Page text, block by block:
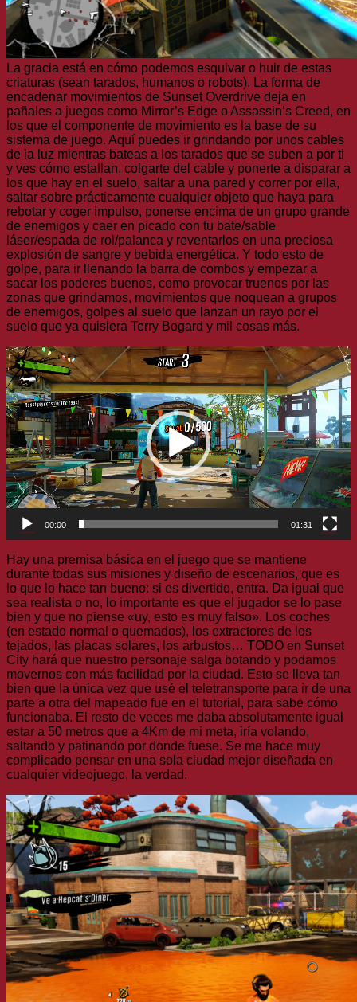
La gracia está en cómo podemos esquivar o huir de estas
criaturas (sean tarados, humanos o robots). La forma de
encadenar movimientos de Sunset Overdrive deja en
pañales a juegos como Mirror’s Edge o Assassin’s Creed, en
los que el componente de movimiento es la base de su
sistema de juego. Aquí puedes ir grindando por unos cables
de la luz mientras bateas a los tarados que se suben a por ti
y ves cómo estallan, colgarte del cable y ponerte a disparar a
los que hay en el suelo, saltar a una pared y correr por ella,
saltar sobre prácticamente cualquier objeto que haya para
rebotar y coger impulso, ponerse encima de un grupo grande
de enemigos y caer en picado con tu bate/sable
láser/espada de rol/palanca y reventarlos en una preciosa
explosión de sangre y bebida energética. Y todo esto de
golpe, para ir llenando la barra de combos y empezar a
sacar los poderes buenos, como provocar truenos por las
zonas que grindamos, movimientos que noquean a grupos
de enemigos, golpes al suelo que lanzan un rayo por el
suelo que ya quisiera Terry Bogard y mil cosas más.
Reproductor
de
vídeo
00:00 01:31
Hay una premisa básica en el juego que se mantiene
durante todas sus misiones y diseño de escenarios, que es
lo que lo hace tan bueno: si es divertido, entra. Da igual que
sea realista o no, lo importante es que el jugador se lo pase
bien y que no piense «uy, esto es muy falso». Los coches
(en estado normal o quemados), los extractores de los
tejados, las placas solares, los arbustos… TODO en Sunset
City hará que nuestro personaje salga botando y podamos
movernos con más facilidad por la ciudad. Esto se lleva tan
bien que la única vez que usé el teletransporte para ir de una
parte a otra del mapeado fue en el tutorial, para sabe cómo
funcionaba. El resto de veces me daba absolutamente igual
estar a 50 metros que a 4Km de mi meta, iría volando,
saltando y patinando por donde fuese. Se me hace muy
complicado pensar en una sola ciudad mejor diseñada en
cualquier videojuego, la verdad.